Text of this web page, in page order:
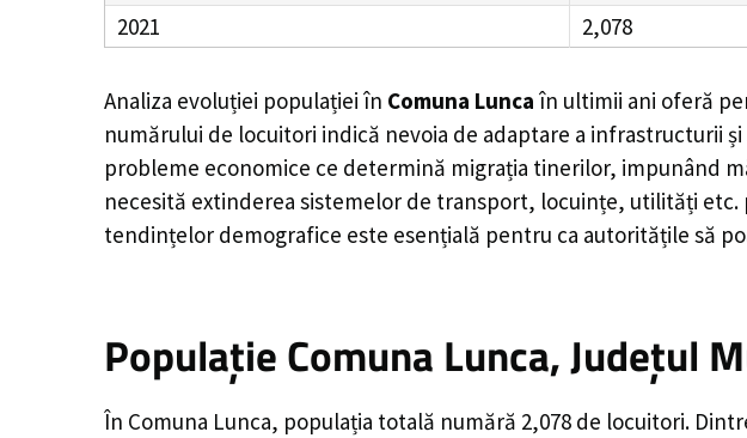
2021
2,078
Analiza evoluției populației în Comuna Lunca în ultimii ani oferă
numărului de locuitori indică nevoia de adaptare a infrastructurii
probleme economice ce determină migrația tinerilor, impunând
necesită extinderea sistemelor de transport, locuințe, utilități
tendințelor demografice este esențială pentru ca autoritățile să
Populație Comuna Lunca, Județul
În Comuna Lunca, populația totală numără 2,078 de locuitori.